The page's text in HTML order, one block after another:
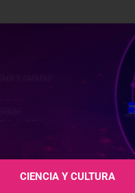
CIENCIA Y CULTURA